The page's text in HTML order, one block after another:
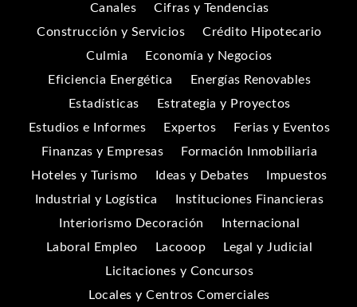
Canales
Cifras y Tendencias
Construcción y Servicios
Crédito Hipotecario
Culmia
Economía y Negocios
Eficiencia Energética
Energías Renovables
Estadísticas
Estrategia y Proyectos
Estudios e Informes
Expertos
Ferias y Eventos
Finanzas y Empresas
Formación Inmobiliaria
Hoteles y Turismo
Ideas y Debates
Impuestos
Industrial y Logística
Instituciones Financieras
Interiorismo Decoración
Internacional
Laboral Empleo
Lacooop
Legal y Judicial
Licitaciones y Concursos
Locales y Centros Comerciales